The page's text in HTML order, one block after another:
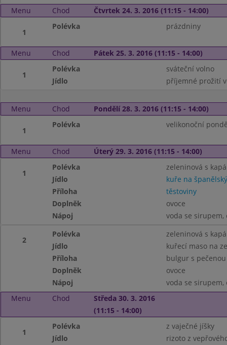
Menu
Chod Čtvrtek 24. 3. 2016 (11:15 - 14:00)
1
Polévka prázdniny
Menu Chod Pátek 25. 3. 2016 (11:15 - 14:00)
1
Polévka
sváteční volno
Jídlo
příjemné prožití
Menu Chod Pondělí 28. 3. 2016 (11:15 - 14:00)
1
Polévka velikonoční
Menu Chod Úterý 29. 3. 2016 (11:15 - 14:00)
1
Polévka
zeleninová s
Jídlo
kuře na
Příloha
těstoviny
Doplněk
ovoce
Nápoj
voda se sirupem,
2
Polévka
zeleninová s
Jídlo
kuřecí maso na
Příloha
bulgur s
Doplněk
ovoce
Nápoj
voda se sirupem,
Menu
Chod
Středa 30. 3. 2016
(11:15 - 14:00)
1
Polévka
z vaječné jíšky
Jídlo
rizoto z